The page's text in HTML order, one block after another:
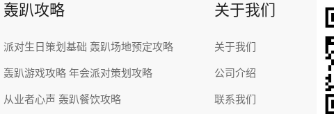
轰趴攻略
派对生日策划基础 轰趴场地预定攻略
轰趴游戏攻略 年会派对策划攻略
从业者心声 轰趴餐饮攻略
关于我们
关于我们
公司介绍
联系我们